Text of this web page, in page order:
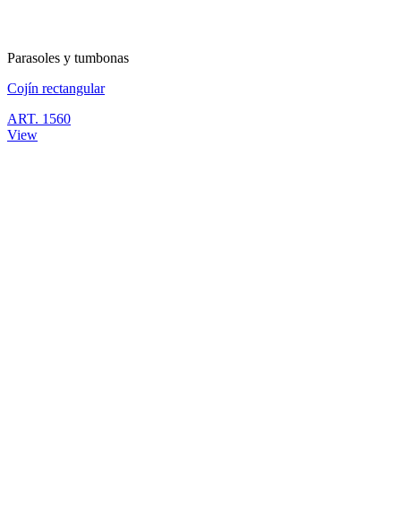
Parasoles y tumbonas
Cojín rectangular
ART. 1560
View